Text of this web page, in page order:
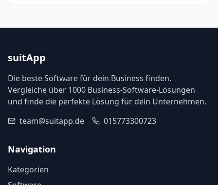
suitApp
Die beste Software für dein Business finden.
Vergleiche über 1000 Business-Software-Lösungen
und finde die perfekte Lösung für dein Unternehmen.
team@suitapp.de
015773300723
Navigation
Kategorien